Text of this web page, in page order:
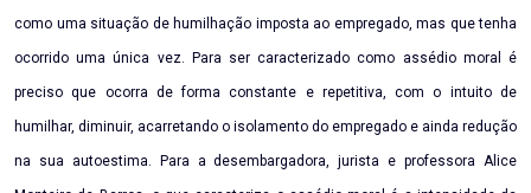
como uma situação de humilhação imposta ao empregado, mas que tenha
ocorrido uma única vez. Para ser caracterizado como assédio moral é
preciso que ocorra de forma constante e repetitiva, com o intuito de
humilhar, diminuir, acarretando o isolamento do empregado e ainda redução
na sua autoestima. Para a desembargadora, jurista e professora Alice